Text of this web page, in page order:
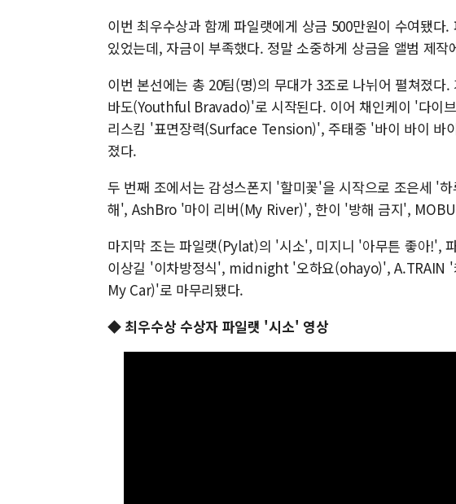
이번 최우수상과 함께 파일랫에게 상금 500만원이 수여됐
있었는데, 자금이 부족했다. 정말 소중하게 상금을 앨범 제
이번 본선에는 총 20팀(명)의 무대가 3조로 나뉘어 펼쳐졌
바도(Youthful Bravado)'로 시작된다. 이어 채인케이 '다이
리스킴 '표면장력(Surface Tension)', 주태중 '바이 바이
졌다.
두 번째 조에서는 감성스폰지 '할미꽃'을 시작으로 조은세 '
해', AshBro '마이 리버(My River)', 한이 '방해 금지',
마지막 조는 파일랫(Pylat)의 '시소', 미지니 '아무튼 좋아!',
이상길 '이차방정식', midnight '오하요(ohayo)', A.TRAIN
My Car)'로 마무리됐다.
◆ 최우수상 수상자 파일랫 '시소' 영상